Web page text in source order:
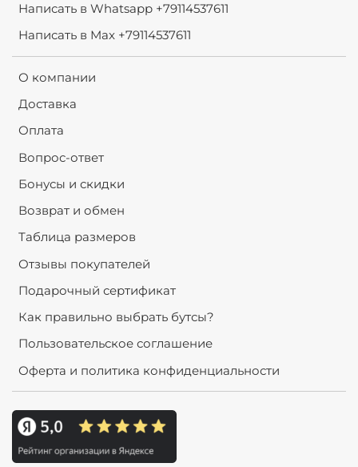
Написать в Whatsapp +79114537611
Написать в Max +79114537611
О компании
Доставка
Оплата
Вопрос-ответ
Бонусы и скидки
Возврат и обмен
Таблица размеров
Отзывы покупателей
Подарочный сертификат
Как правильно выбрать бутсы?
Пользовательское соглашение
Оферта и политика конфиденциальности